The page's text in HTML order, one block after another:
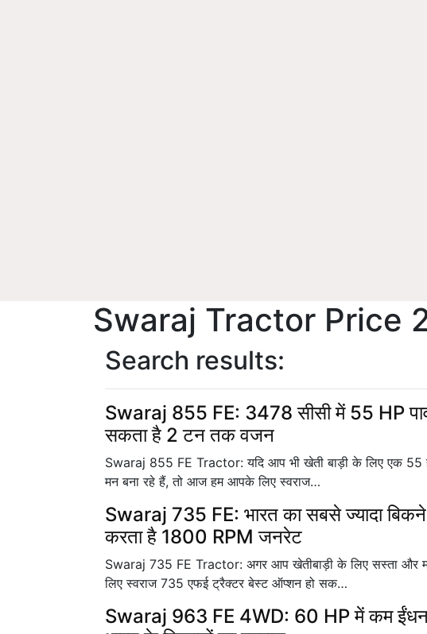
Swaraj Tractor Price
Search results:
Swaraj 855 FE: 3478 सीसी में 55 HP
सकता है 2 टन तक वजन
Swaraj 855 FE Tractor: यदि आप भी खेती बाड़ी के लिए एक 55
मन बना रहे हैं, तो आज हम आपके लिए स्वराज…
Swaraj 735 FE: भारत का सबसे ज्यादा
करता है 1800 RPM जनरेट
Swaraj 735 FE Tractor: अगर आप खेतीबाड़ी के लिए सस्ता और
लिए स्वराज 735 एफई ट्रैक्टर बेस्ट ऑप्शन हो सक…
Swaraj 963 FE 4WD: 60 HP में कम ईंधन